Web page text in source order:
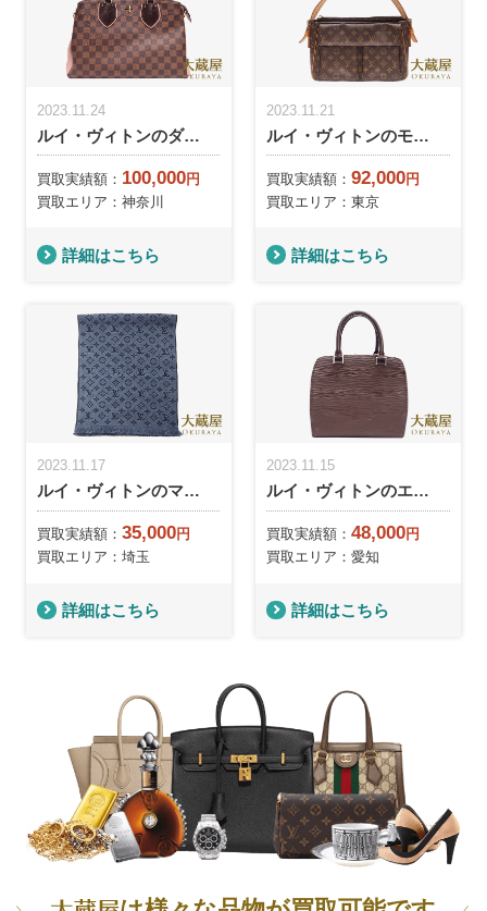
2023.11.24
ルイ・ヴィトンのダ…
買取実績額： 100,000円
買取エリア：神奈川
詳細はこちら
2023.11.21
ルイ・ヴィトンのモ…
買取実績額：92,000円
買取エリア：東京
詳細はこちら
2023.11.17
ルイ・ヴィトンのマ…
買取実績額：35,000円
買取エリア：埼玉
詳細はこちら
2023.11.15
ルイ・ヴィトンのエ…
買取実績額：48,000円
買取エリア：愛知
詳細はこちら